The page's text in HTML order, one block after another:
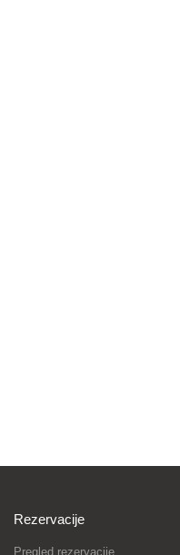
Rezervacije
Pregled rezervacije